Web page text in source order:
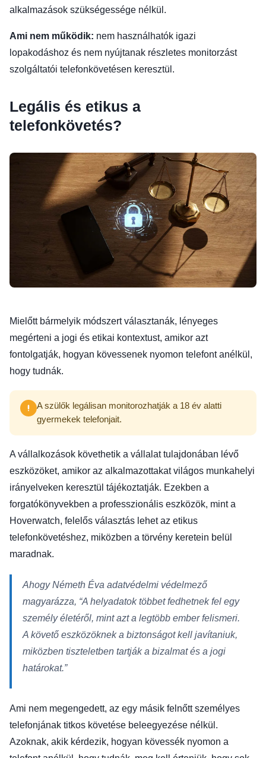
alkalmazások szükségessége nélkül.
Ami nem működik: nem használhatók igazi
lopakodáshoz és nem nyújtanak részletes monitorzást
szolgáltatói telefonkövetésen keresztül.
Legális és etikus a
telefonkövetés?
Mielőtt bármelyik módszert választanák, lényeges
megérteni a jogi és etikai kontextust, amikor azt
fontolgatják, hogyan kövessenek nyomon telefont anélkül,
hogy tudnák.
A szülők legálisan monitorozhatják a 18 év alatti
gyermekek telefonjait.
A vállalkozások követhetik a vállalat tulajdonában lévő
eszközöket, amikor az alkalmazottakat világos munkahelyi
irányelveken keresztül tájékoztatják. Ezekben a
forgatókönyvekben a professzionális eszközök, mint a
Hoverwatch, felelős választás lehet az etikus
telefonkövetéshez, miközben a törvény keretein belül
maradnak.
Ahogy Németh Éva adatvédelmi védelmező
magyarázza, “A helyadatok többet fedhetnek fel egy
személy életéről, mint azt a legtöbb ember felismeri.
A követő eszközöknek a biztonságot kell javítaniuk,
miközben tiszteletben tartják a bizalmat és a jogi
határokat.”
Ami nem megengedett, az egy másik felnőtt személyes
telefonjának titkos követése beleegyezése nélkül.
Azoknak, akik kérdezik, hogyan kövessék nyomon a